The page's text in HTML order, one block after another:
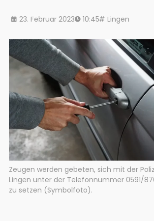
23. Februar 2023 10:45 Lingen
Zeugen werden gebeten, sich mit der
Lingen unter der Telefonnummer 0591/
zu setzen (Symbolfoto).